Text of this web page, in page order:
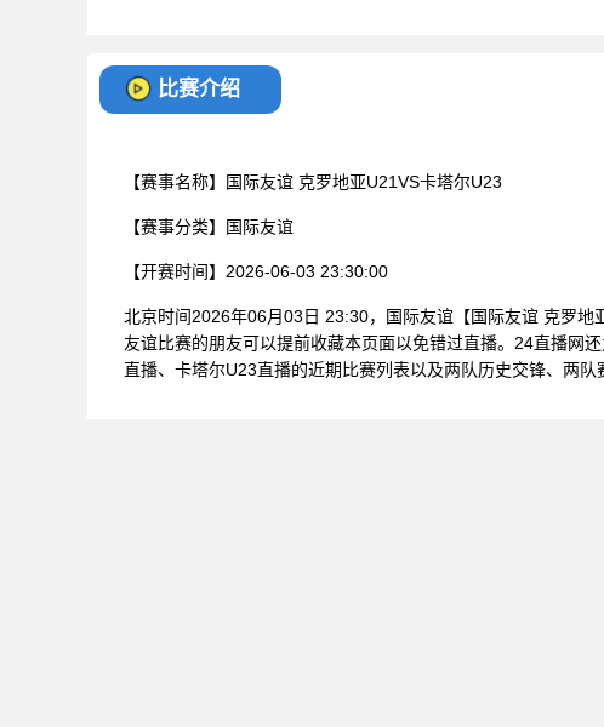
比赛介绍
【赛事名称】 国际友谊 克罗地亚U21VS卡塔尔U23
【赛事分类】 国际友谊
【开赛时间】 2026-06-03 23:30:00
北京时间2026年06月03日 23:30，国际友谊【国际友谊 克罗
友谊比赛的朋友可以提前收藏本页面以免错过直播。24直播网
直播、卡塔尔U23直播的近期比赛列表以及两队历史交锋、两队